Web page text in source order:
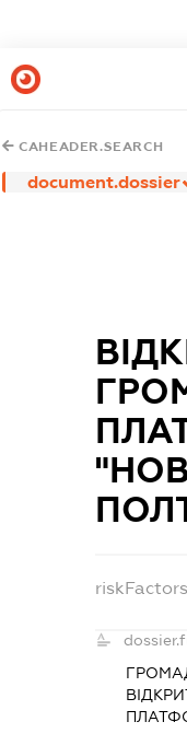
CAHEADER.SEARCH
document.dossier